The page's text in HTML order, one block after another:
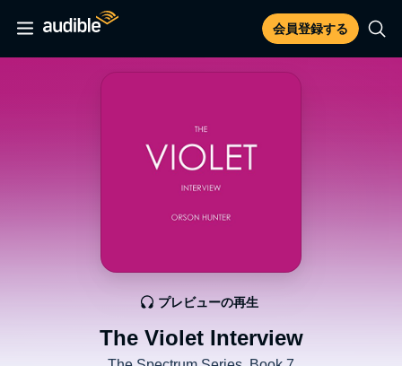
会員登録する
The Violet Interview
プレビューの再生